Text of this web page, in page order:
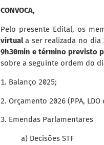
CONVOCA,
Pelo presente Edital, os
virtuala ser realizada no dia
9h30min e término previsto
sobre a seguinte ordem do
1. Balanço 2025;
2. Orçamento 2026 (PPA, LDO
3. Emendas Parlamentares
a) Decisões STF